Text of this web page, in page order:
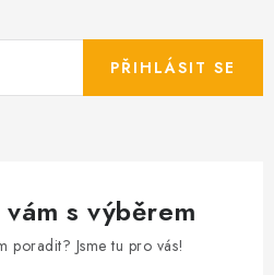
PŘIHLÁSIT SE
vám s výběrem
poradit? Jsme tu pro vás!